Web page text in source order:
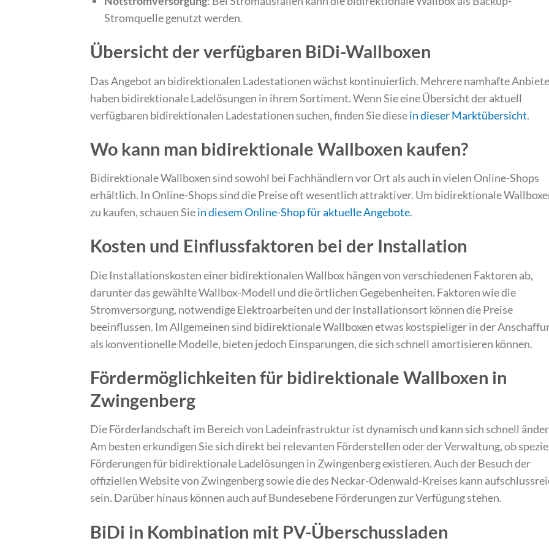
Stromquelle genutzt werden.
Übersicht der verfügbaren BiDi-Wallboxen
Das Angebot an bidirektionalen Ladestationen wächst kontinuierlich. Mehrere namhafte
haben bidirektionale Ladelösungen in ihrem Sortiment. Wenn Sie eine Übersicht der aktuell
verfügbaren bidirektionalen Ladestationen suchen, finden Sie diesein dieser Marktübersicht.
Wo kann man bidirektionale Wallboxen kaufen?
Bidirektionale Wallboxen sind sowohl bei Fachhändlern vor Ort als auch in vielen Online-Shops
erhältlich. In Online-Shops sind die Preise oft wesentlich attraktiver. Um bidirektionale
zu kaufen, schauen Siein diesem Online-Shop für aktuelle Angebote.
Kosten und Einflussfaktoren bei der Installation
Die Installationskosten einer bidirektionalen Wallbox hängen von verschiedenen Faktoren ab,
darunter das gewählte Wallbox-Modell und die örtlichen Gegebenheiten. Faktoren wie die
Stromversorgung, notwendige Elektroarbeiten und der Installationsort können die Preise
beeinflussen. Im Allgemeinen sind bidirektionale Wallboxen etwas kostspieliger in der
als konventionelle Modelle, bieten jedoch Einsparungen, die sich schnell amortisieren können.
Fördermöglichkeiten für bidirektionale Wallboxen in
Zwingenberg
Die Förderlandschaft im Bereich von Ladeinfrastruktur ist dynamisch und kann sich schnell
Am besten erkundigen Sie sich direkt bei relevanten Förderstellen oder der Verwaltung, ob
Förderungen für bidirektionale Ladelösungen in Zwingenberg existieren. Auch der Besuch der
offiziellen Website von Zwingenberg sowie die des Neckar-Odenwald-Kreises kann
sein. Darüber hinaus können auch auf Bundesebene Förderungen zur Verfügung stehen.
BiDi in Kombination mit PV-Überschussladen